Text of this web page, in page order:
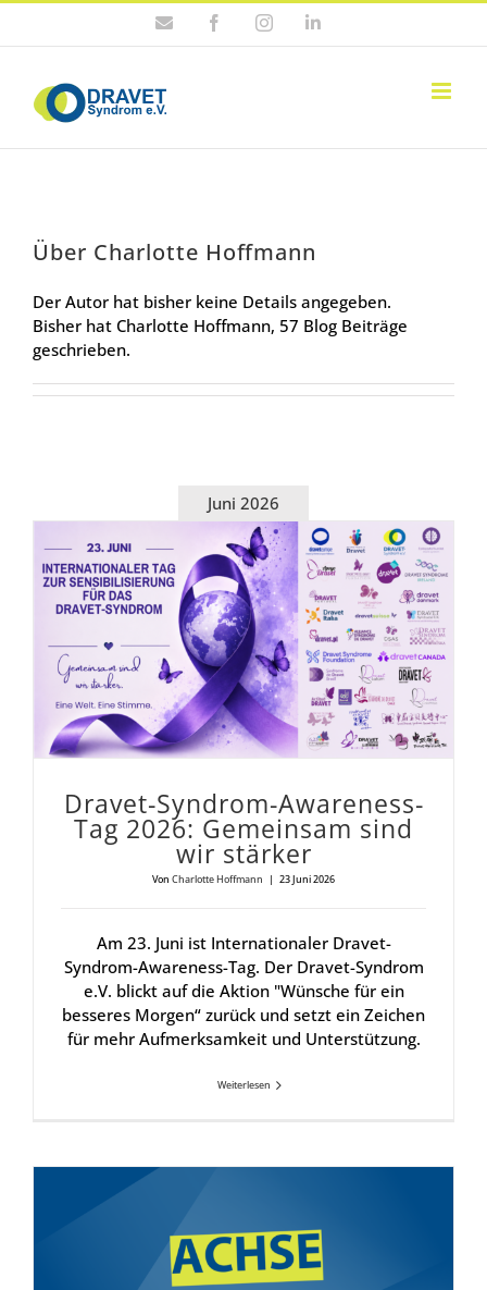
E-
FacebookInstagramLinkedIn
Über Charlotte Hoffmann
Der Autor hat bisher keine Details angegeben.
Bisher hat Charlotte Hoffmann, 57 Blog Beiträge
geschrieben.
Juni 2026
Dra­vet-Syn­drom-Awa­re­ness-
Tag 2026: Gemein­sam sind
wir stär­ker
Von Charlotte Hoffmann | 23 Juni 2026
Am 23. Juni ist Internationaler Dravet-
Syndrom-Awareness-Tag. Der Dravet-Syndrom
e.V. blickt auf die Aktion "Wünsche für ein
besseres Morgen“ zurück und setzt ein Zeichen
für mehr Aufmerksamkeit und Unterstützung.
Weiterlesen